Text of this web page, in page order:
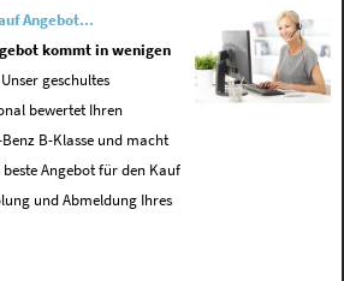
Angebot...
kommt in wenigen
Unser geschultes
bewertet Ihren
Benz B-Klasse und macht
beste Angebot für den Kauf
und Abmeldung Ihres